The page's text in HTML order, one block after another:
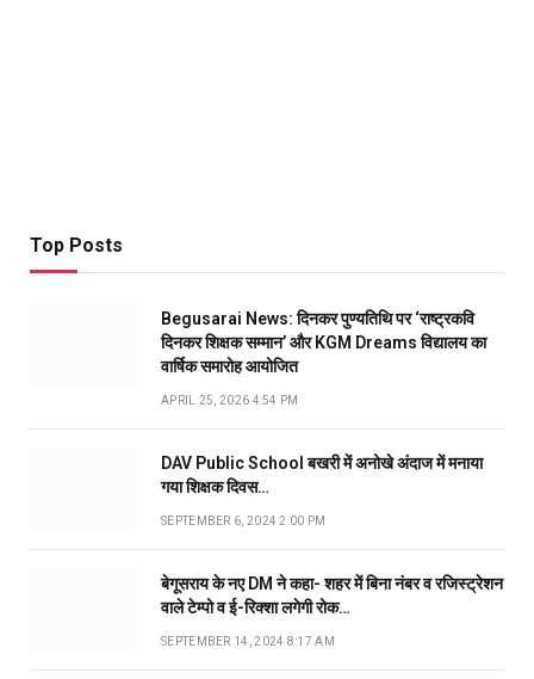
Top Posts
Begusarai News: दिनकर पुण्यतिथि पर ‘राष्ट्रकवि
दिनकर शिक्षक सम्मान’ और KGM Dreams विद्यालय का
वार्षिक समारोह आयोजित
APRIL 25, 2026 4:54 PM
DAV Public School बखरी में अनोखे अंदाज में मनाया
गया शिक्षक दिवस…
SEPTEMBER 6, 2024 2:00 PM
बेगूसराय के नए DM ने कहा- शहर में बिना नंबर व रजिस्ट्रेशन
वाले टेम्पो व ई-रिक्शा लगेगी रोक…
SEPTEMBER 14, 2024 8:17 AM